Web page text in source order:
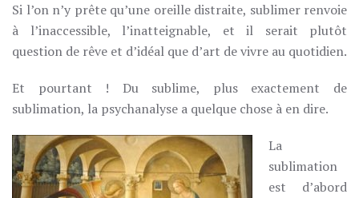
Si l’on n’y prête qu’une oreille distraite, sublimer renvoie
à l’inaccessible, l’inatteignable, et il serait plutôt
question de rêve et d’idéal que d’art de vivre au quotidien.
Et pourtant ! Du sublime, plus exactement de
sublimation, la psychanalyse a quelque chose à en dire.
La
sublimation
est d’abord